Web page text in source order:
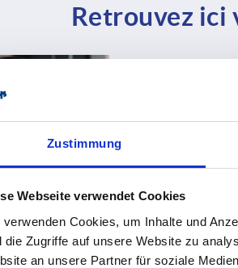
Zustimmung
Webseite verwendet Cookies
verwenden Cookies, um Inhalte und
die Zugriffe auf unsere Website zu
an unsere Partner für soziale
Retrouvez